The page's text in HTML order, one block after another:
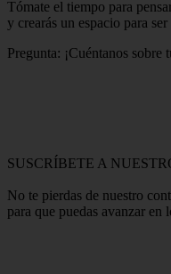
Tómate el tiempo para
y crearás un espacio para
Pregunta: ¡Cuéntanos
SUSCRÍBETE A
No te pierdas de nuestro
para que puedas avanzar en